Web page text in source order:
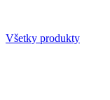
Všetky produkty